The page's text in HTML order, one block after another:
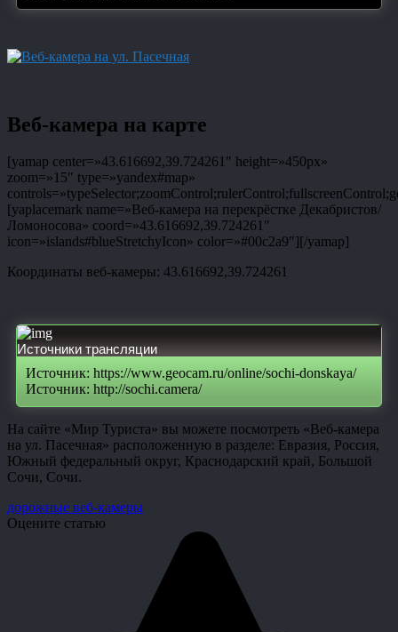
Веб-камера на карте
[yamap center=»43.616692,39.724261″ height=»450px»
zoom=»15″ type=»yandex#map»
[yaplacemark name=»Веб-камера на перекрёстке Декабристов/
Ломоносова» coord=»43.616692,39.724261″
icon=»islands#blueStretchyIcon» color=»#00c2a9″][/yamap]
Координаты веб-камеры: 43.616692,39.724261
Источники трансляции
Источник: https://www.geocam.ru/online/sochi-donskaya/
Источник: http://sochi.camera/
На сайте «Мир Туриста» вы можете посмотреть «Веб-камера
на ул. Пасечная» расположенную в разделе: Евразия, Россия,
Южный федеральный округ, Краснодарский край, Большой
Сочи, Сочи.
дорожные веб-камеры
Оцените статью